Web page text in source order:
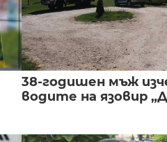
38-годишен мъж
водите на язовир